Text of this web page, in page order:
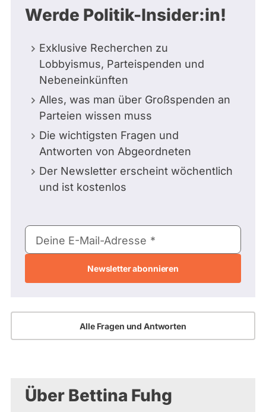
Werde Politik-Insider:in!
Exklusive Recherchen zu
Lobbyismus, Parteispenden und
Nebeneinkünften
Alles, was man über Großspenden an
Parteien wissen muss
Die wichtigsten Fragen und
Antworten von Abgeordneten
Der Newsletter erscheint wöchentlich
und ist kostenlos
E-
Mail-
Deine E-Mail-Adresse
Alle Fragen und Antworten
Über Bettina Fuhg